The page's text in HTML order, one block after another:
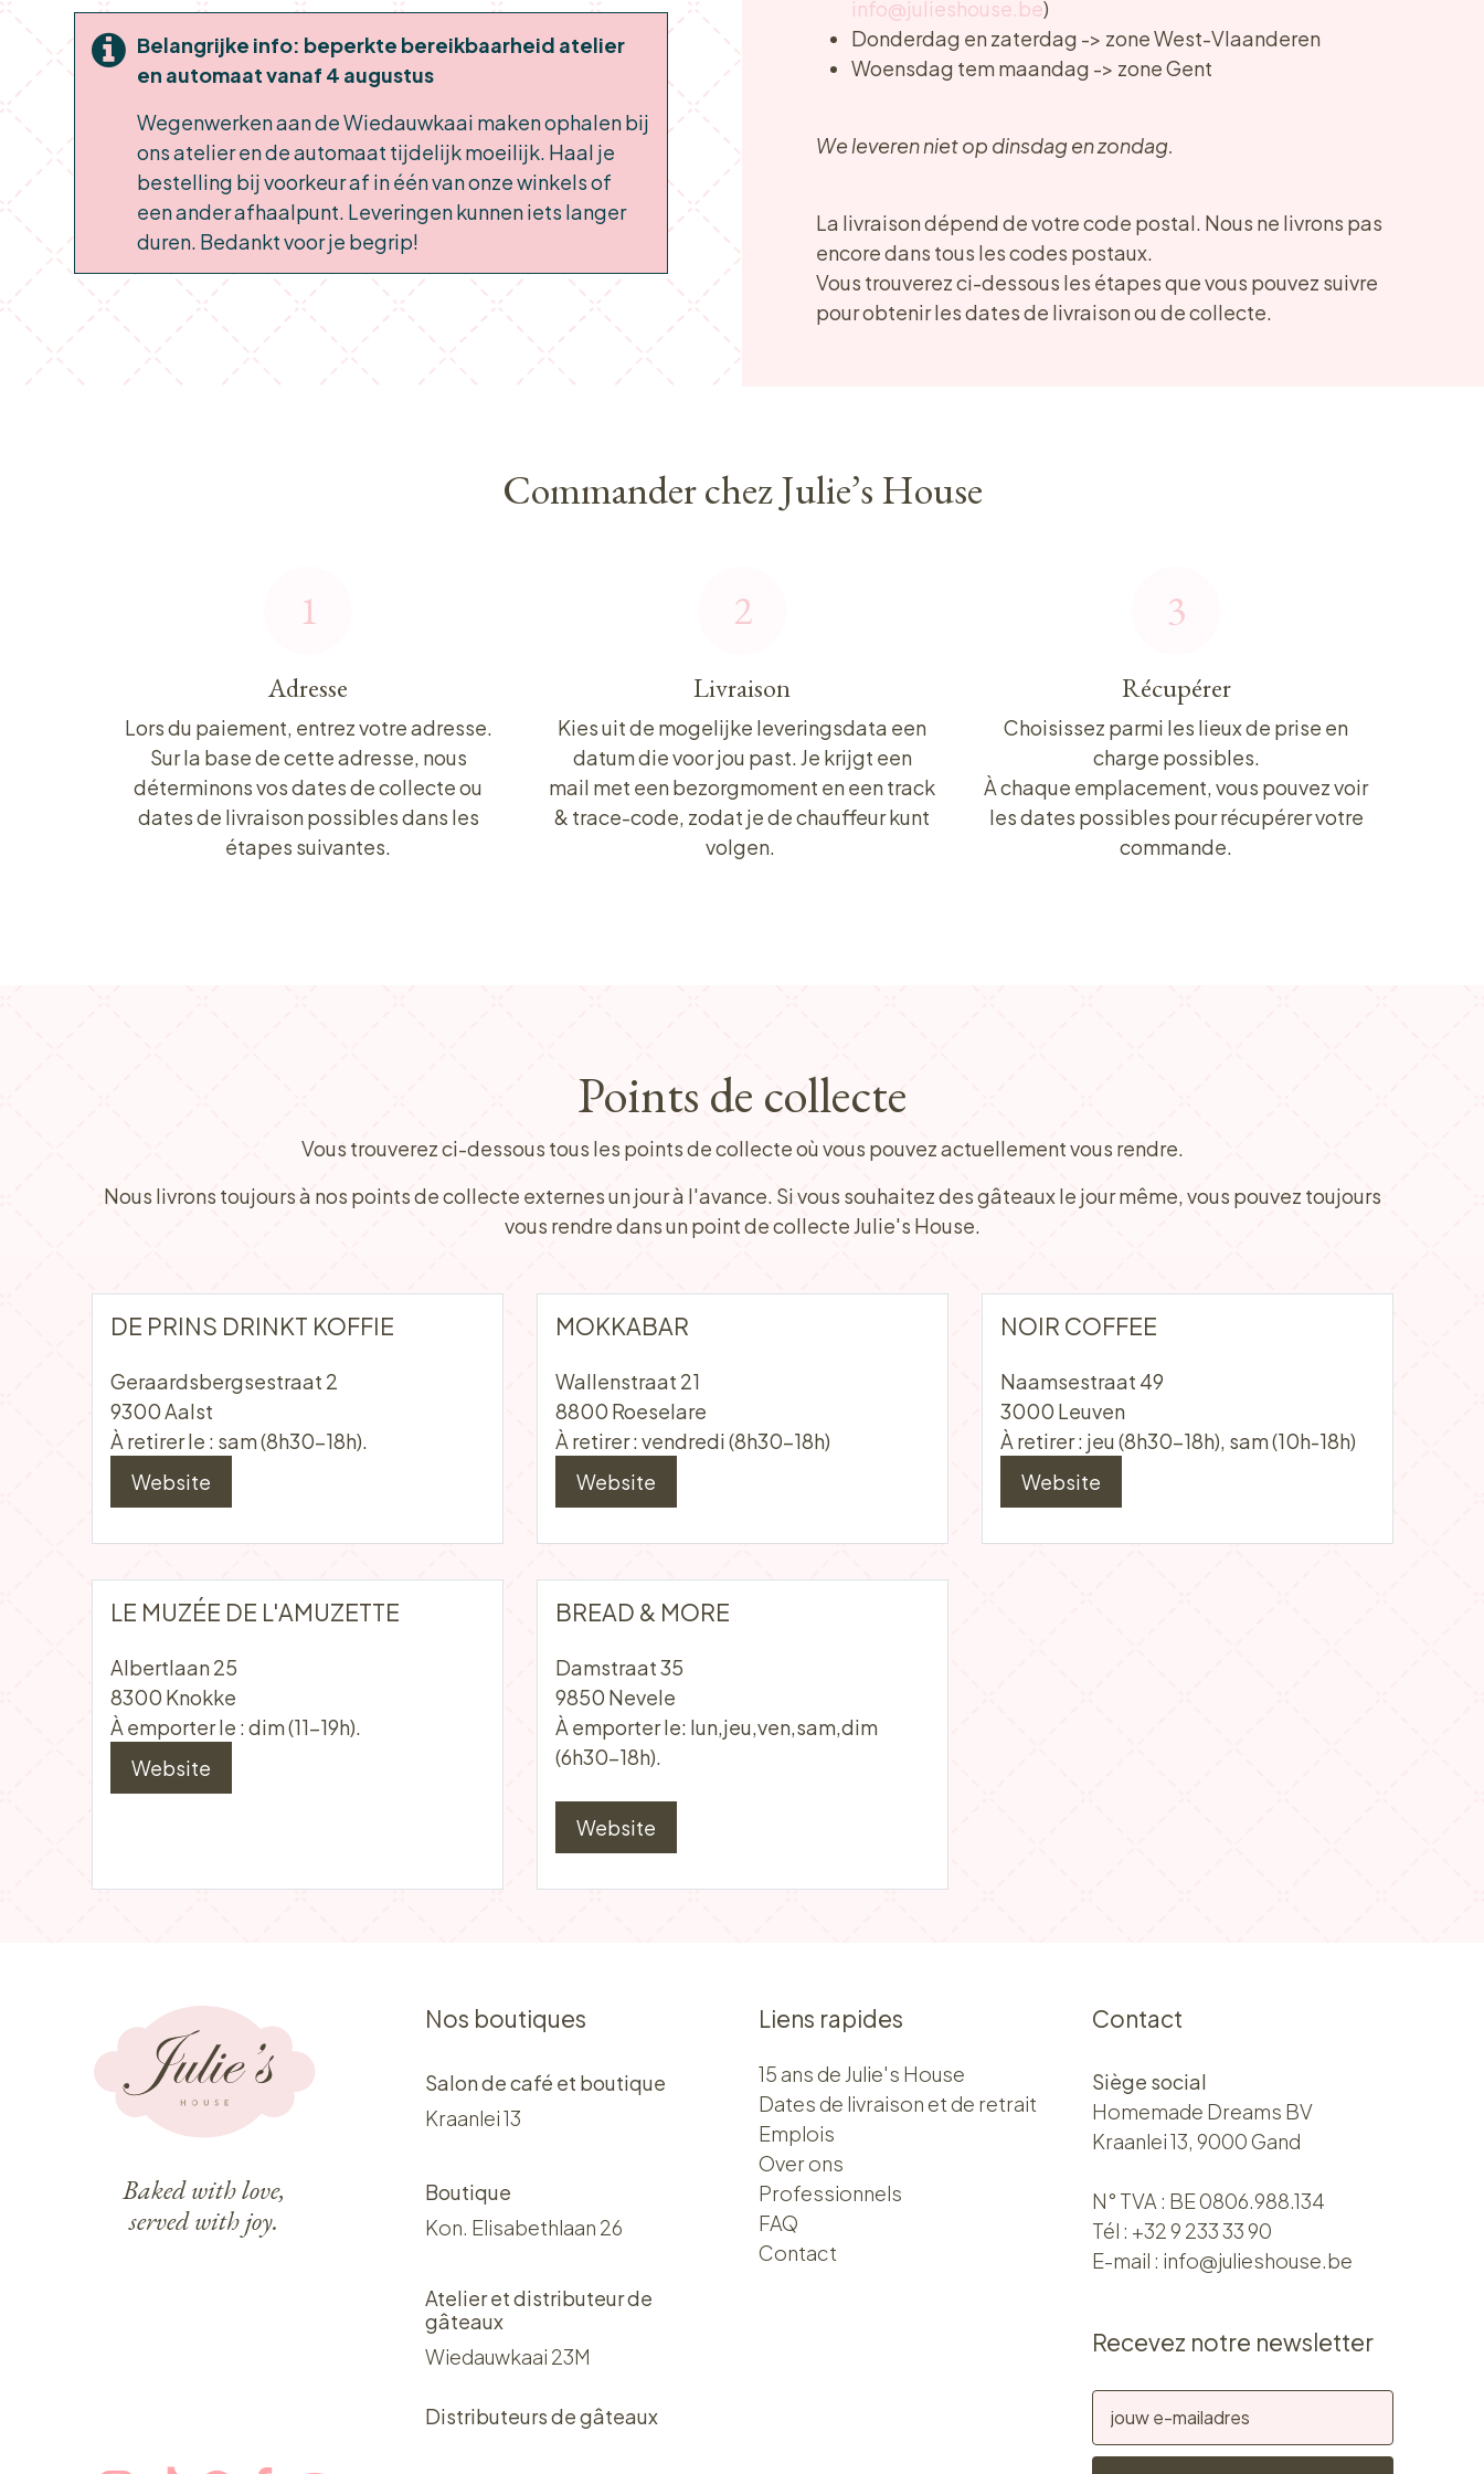
Belangrijke info: beperkte bereikbaarheid atelier
en automaat vanaf 4 augustus
Wegenwerken aan de Wiedauwkaai maken ophalen bij
ons atelier en de automaat tijdelijk moeilijk. Haal je
bestelling bij voorkeur af in één van onze winkels of
een ander afhaalpunt. Leveringen kunnen iets langer
duren. Bedankt voor je begrip!
info@julieshouse.be)
Donderdag en zaterdag -> zone West-Vlaanderen
Woensdag tem maandag -> zone Gent
We leveren niet op dinsdag en zondag.
La livraison dépend de votre code postal. Nous ne livrons pas
encore dans tous les codes postaux.
Vous trouverez ci-dessous les étapes que vous pouvez suivre
pour obtenir les dates de livraison ou de collecte.
Commander chez Julie’s House
1
Adresse
Lors du paiement, entrez votre adresse.
Sur la base de cette adresse, nous
déterminons vos dates de collecte ou
dates de livraison possibles dans les
étapes suivantes.
2
Livraison
Kies uit de mogelijke leveringsdata een
datum die voor jou past. Je krijgt een
mail met een bezorgmoment en een track
& trace-code, zodat je de chauffeur kunt
volgen.
3
Récupérer
Choisissez parmi les lieux de prise en
charge possibles.
À chaque emplacement, vous pouvez voir
les dates possibles pour récupérer votre
commande.
Points de collecte
Vous trouverez ci-dessous tous les points de collecte où vous pouvez actuellement vous rendre.
Nous livrons toujours à nos points de collecte externes un jour à l'avance. Si vous souhaitez des gâteaux le jour même, vous pouvez toujours
vous rendre dans un point de collecte Julie's House.
DE PRINS DRINKT KOFFIE
Geraardsbergsestraat 2
9300 Aalst
À retirer le : sam (8h30-18h).
Website
MOKKABAR
Wallenstraat 21
8800 Roeselare
À retirer : vendredi (8h30-18h)
Website
NOIR COFFEE
Naamsestraat 49
3000 Leuven
À retirer : jeu (8h30-18h), sam (10h-18h)
Website
LE MUZÉE DE L'AMUZETTE
Albertlaan 25
8300 Knokke
À emporter le : dim (11-19h).
Website
BREAD & MORE
Damstraat 35
9850 Nevele
À emporter le: lun,jeu,ven,sam,dim
(6h30-18h).
Website
Baked with love,
served with joy.
Nos boutiques
Salon de café et boutique
Kraanlei 13
Boutique
Kon. Elisabethlaan 26
Atelier et distributeur de
gâteaux
Wiedauwkaai 23M
Distributeurs de gâteaux
Liens rapides
15 ans de Julie's House
Dates de livraison et de retrait
Emplois
Over ons​​
Professionnels
FAQ
Contact
Contact
Siège social
Homemade Dreams BV
Kraanlei 13, 9000 Gand
N° TVA : BE 0806.988.134
Tél : +32 9 233 33 90
E-mail : info@julieshouse.be
Recevez notre newsletter